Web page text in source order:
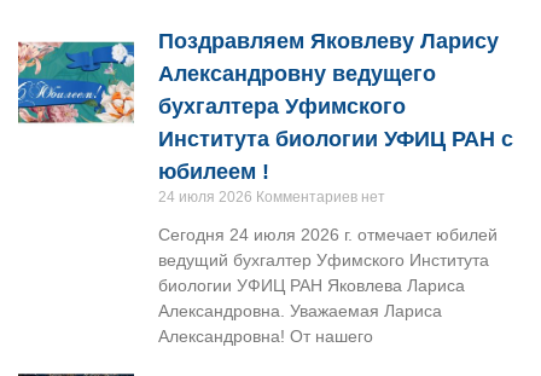
Поздравляем Яковлеву Ларису
Александровну ведущего
бухгалтера Уфимского
Института биологии УФИЦ РАН с
юбилеем !
24 июля 2026 Комментариев нет
Сегодня 24 июля 2026 г. отмечает юбилей
ведущий бухгалтер Уфимского Института
биологии УФИЦ РАН Яковлева Лариса
Александровна. Уважаемая Лариса
Александровна! От нашего